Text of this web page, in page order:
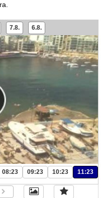
7.8. 6.8.
08:23 09:23 10:23 11:23